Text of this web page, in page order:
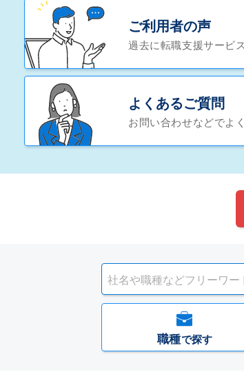
ご利用者の声
過去に転職支援サービ
よくあるご質問
お問い合わせなどでよ
職種で探す